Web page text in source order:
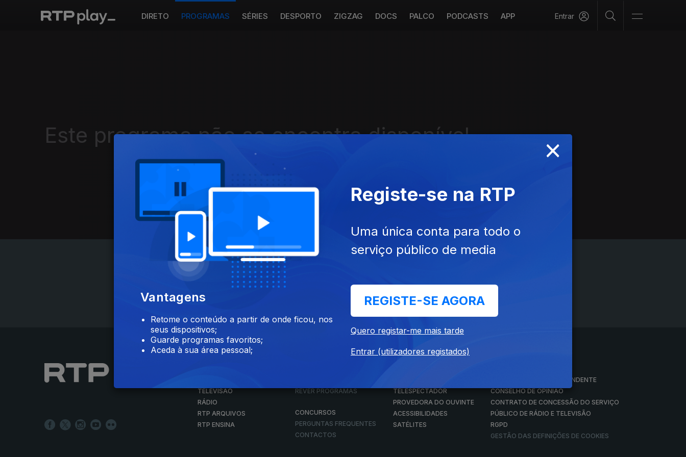
DIRETO PROGRAMAS SÉRIES DESPORTO ZIGZAG DOCS PALCO PODCASTS APP Entrar
Este programa não se encontra disponível
Instale a aplicação RTP Play
TELEVISÃO
RÁDIO
RTP ARQUIVOS
RTP ENSINA
REVER PROGRAMAS
CONCURSOS
PERGUNTAS FREQUENTES
CONTACTOS
TELESPECTADOR
PROVEDORA DO OUVINTE
ACESSIBILIDADES
SATÉLITES
CONSELHO GERAL INDEPENDENTE
CONSELHO DE OPINIÃO
CONTRATO DE CONCESSÃO DO SERVIÇO
PÚBLICO DE RÁDIO E TELEVISÃO
RGPD
GESTÃO DAS DEFINIÇÕES DE COOKIES
×
Vantagens
Retome o conteúdo a partir de onde ficou, nos
seus dispositivos;
Guarde programas favoritos;
Aceda à sua área pessoal;
Registe-se na RTP
Uma única conta para todo o
serviço público de media
REGISTE-SE AGORA
Quero registar-me mais tarde
Entrar (utilizadores registados)